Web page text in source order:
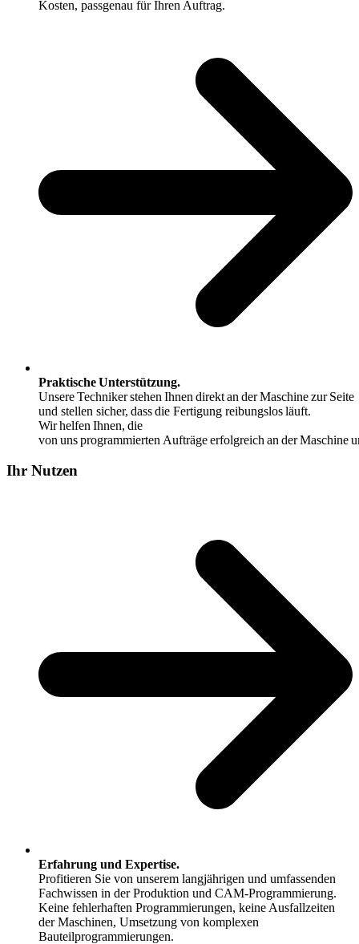
Kosten, passgenau für Ihren Auftrag.
Praktische Unterstützung.
Unsere Techniker stehen Ihnen direkt an der Maschine zur Seite
und stellen sicher, dass die Fertigung reibungslos läuft.
Wir helfen Ihnen, die
von uns programmierten Aufträge erfolgreich an der Maschine
Ihr Nutzen
Erfahrung und Expertise.
Profitieren Sie von unserem langjährigen und umfassenden
Fachwissen in der Produktion und CAM-Programmierung.
Keine fehlerhaften Programmierungen, keine Ausfallzeiten
der Maschinen, Umsetzung von komplexen
Bauteilprogrammierungen.